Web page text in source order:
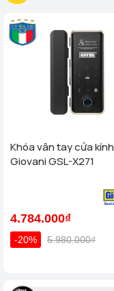
Khóa vân tay cửa kính
Giovani GSL-X271
4.784.000₫
-20% 5.980.000₫